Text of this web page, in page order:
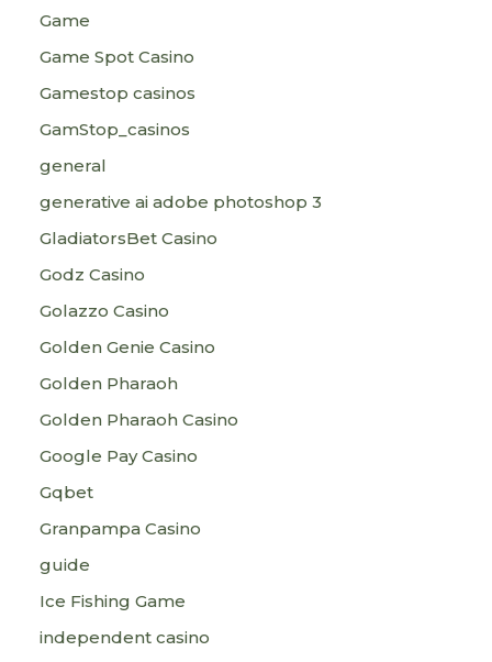
Game
Game Spot Casino
Gamestop casinos
GamStop_casinos
general
generative ai adobe photoshop 3
GladiatorsBet Casino
Godz Casino
Golazzo Casino
Golden Genie Casino
Golden Pharaoh
Golden Pharaoh Casino
Google Pay Casino
Gqbet
Granpampa Casino
guide
Ice Fishing Game
independent casino